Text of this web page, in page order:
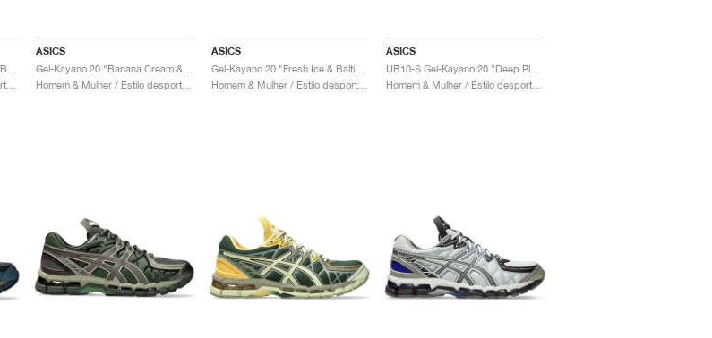
ASICS
Homem & Mulher / Estilo desportivo / Sapatos
ASICS
Gel-Kayano 20 "Fresh Ice & Baltic Jewel"
Homem & Mulher / Estilo desportivo / Sapatos
ASICS